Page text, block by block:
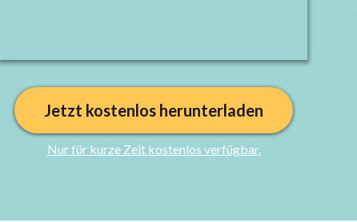
Jetzt kostenlos herunterladen
Nur für kurze Zeit kostenlos verfügbar.